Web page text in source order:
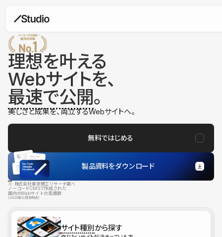
理想を叶える
Webサイトを、
最速で公開。
美しさと成果を、両立するWebサイトへ。
無料ではじめる
製品資料をダウンロード
※ 株式会社東京商工リサーチ調べ
ノーコードCMSで作成された
国内のWebサイトの実績数
（2025年12月末時点）
サイト種別から探す